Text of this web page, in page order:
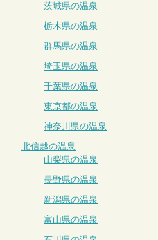
茨城県の温泉
栃木県の温泉
群馬県の温泉
埼玉県の温泉
千葉県の温泉
東京都の温泉
神奈川県の温泉
北信越の温泉
山梨県の温泉
長野県の温泉
新潟県の温泉
富山県の温泉